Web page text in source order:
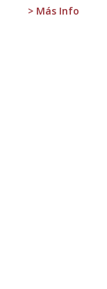
> Más Info